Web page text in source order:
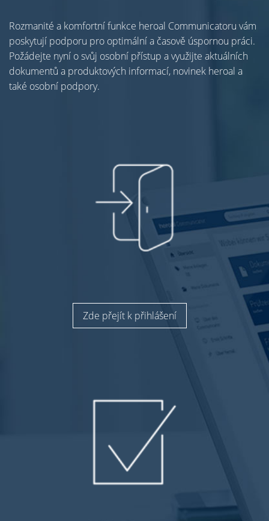
Rozmanité a komfortní funkce heroal Communicatoru vám
poskytují podporu pro optimální a časově úspornou práci.
Požádejte nyní o svůj osobní přístup a využijte aktuálních
dokumentů a produktových informací, novinek heroal a
také osobní podpory.
Zde přejít k přihlášení